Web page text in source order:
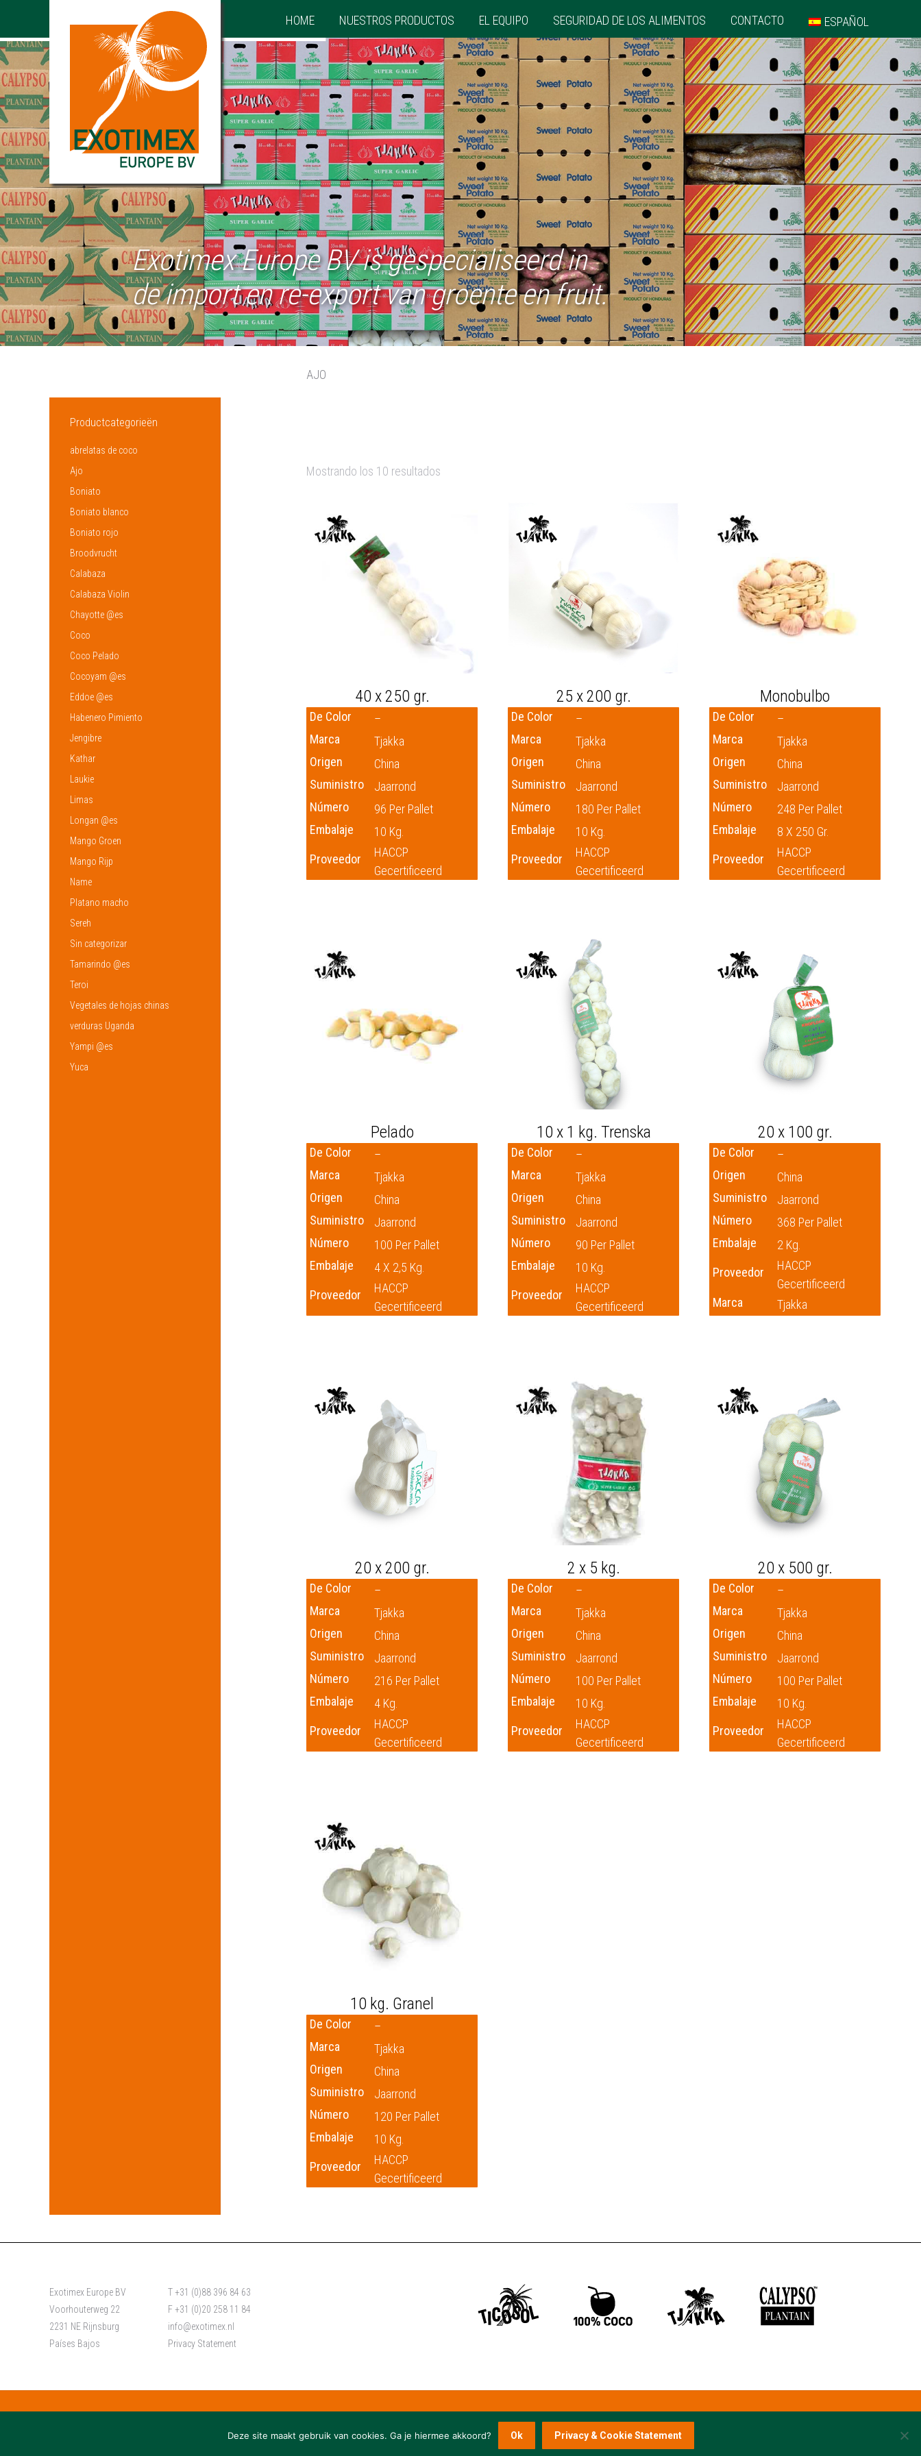
HOME NUESTROS PRODUCTOS EL EQUIPO SEGURIDAD DE LOS ALIMENTOS CONTACTO ESPAÑOL
Exotimex Europe BV is gespecialiseerd in
de import en re-export van groente en fruit.
AJO
Mostrando los 10 resultados
40 x 250 gr.
De Color
–
Marca
Tjakka
Origen
China
Suministro
Jaarrond
Número
96 Per Pallet
Embalaje
10 Kg.
Proveedor
HACCP
Gecertificeerd
25 x 200 gr.
De Color
–
Marca
Tjakka
Origen
China
Suministro
Jaarrond
Número
180 Per Pallet
Embalaje
10 Kg.
Proveedor
HACCP
Gecertificeerd
Monobulbo
De Color
–
Marca
Tjakka
Origen
China
Suministro
Jaarrond
Número
248 Per Pallet
Embalaje
8 X 250 Gr.
Proveedor
HACCP
Gecertificeerd
Pelado
De Color
–
Marca
Tjakka
Origen
China
Suministro
Jaarrond
Número
100 Per Pallet
Embalaje
4 X 2,5 Kg.
Proveedor
HACCP
Gecertificeerd
10 x 1 kg. Trenska
De Color
–
Marca
Tjakka
Origen
China
Suministro
Jaarrond
Número
90 Per Pallet
Embalaje
10 Kg.
Proveedor
HACCP
Gecertificeerd
20 x 100 gr.
De Color
–
Origen
China
Suministro
Jaarrond
Número
368 Per Pallet
Embalaje
2 Kg.
Proveedor
HACCP
Gecertificeerd
Marca
Tjakka
20 x 200 gr.
De Color
–
Marca
Tjakka
Origen
China
Suministro
Jaarrond
Número
216 Per Pallet
Embalaje
4 Kg.
Proveedor
HACCP
Gecertificeerd
2 x 5 kg.
De Color
–
Marca
Tjakka
Origen
China
Suministro
Jaarrond
Número
100 Per Pallet
Embalaje
10 Kg.
Proveedor
HACCP
Gecertificeerd
20 x 500 gr.
De Color
–
Marca
Tjakka
Origen
China
Suministro
Jaarrond
Número
100 Per Pallet
Embalaje
10 Kg.
Proveedor
HACCP
Gecertificeerd
10 kg. Granel
De Color
–
Marca
Tjakka
Origen
China
Suministro
Jaarrond
Número
120 Per Pallet
Embalaje
10 Kg.
Proveedor
HACCP
Gecertificeerd
Productcategorieën
abrelatas de coco
Ajo
Boniato
Boniato blanco
Boniato rojo
Broodvrucht
Calabaza
Calabaza Violin
Chayotte @es
Coco
Coco Pelado
Cocoyam @es
Eddoe @es
Habenero Pimiento
Jengibre
Kathar
Laukie
Limas
Longan @es
Mango Groen
Mango Rijp
Name
Platano macho
Sereh
Sin categorizar
Tamarindo @es
Teroi
Vegetales de hojas chinas
verduras Uganda
Yampi @es
Yuca
Exotimex Europe BV
Voorhouterweg 22
2231 NE Rijnsburg
Países Bajos
T +31 (0)88 396 84 63
F +31 (0)20 258 11 84
info@exotimex.nl
Privacy Statement
Deze site maakt gebruik van cookies. Ga je hiermee akkoord? Ok Privacy & Cookie Statement